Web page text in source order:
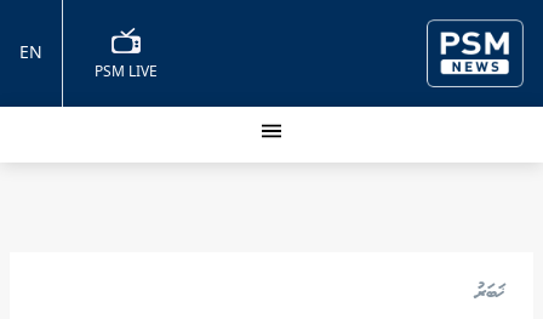
PSM LIVE
EN
ޚަބަރު